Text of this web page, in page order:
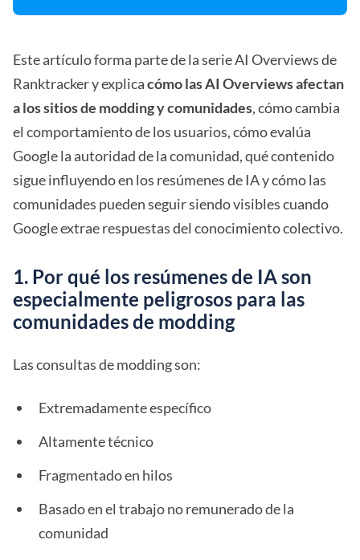
Este artículo forma parte de la serie AI Overviews de
Ranktracker y explicacómo las AI Overviews afectan
a los sitios de modding y comunidades, cómo cambia
el comportamiento de los usuarios, cómo evalúa
Google la autoridad de la comunidad, qué contenido
sigue influyendo en los resúmenes de IA y cómo las
comunidades pueden seguir siendo visibles cuando
Google extrae respuestas del conocimiento colectivo.
1. Por qué los resúmenes de IA son
especialmente peligrosos para las
comunidades de modding
Las consultas de modding son:
Extremadamente específico
Altamente técnico
Fragmentado en hilos
Basado en el trabajo no remunerado de la
comunidad